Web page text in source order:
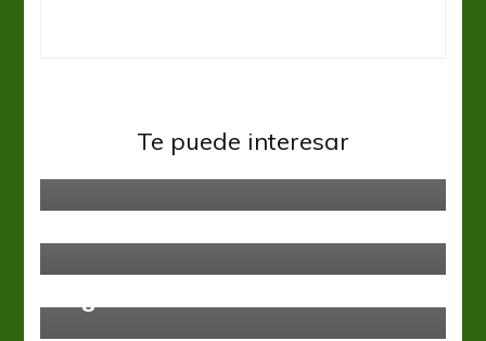
Te puede interesar
Alemania Bundesliga